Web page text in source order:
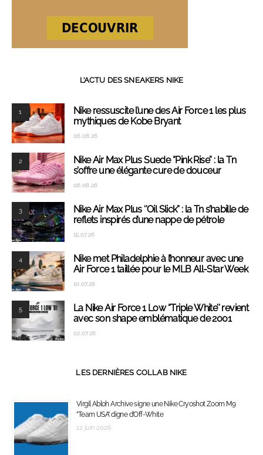
L’ACTU DES SNEAKERS NIKE
1
Nike ressuscite l’une des Air Force 1 les plus
mythiques de Kobe Bryant
06.08.26
2
Nike Air Max Plus Suede ‘’Pink Rise’’ : la Tn
s’offre une élégante cure de douceur
06.08.26
3
Nike Air Max Plus ‘’Oil Slick’’ : la Tn s’habille de
reflets inspirés d’une nappe de pétrole
15.07.26
4
Nike met Philadelphie à l’honneur avec une
Air Force 1 taillée pour le MLB All-Star Week
10.07.26
5
La Nike Air Force 1 Low ‘’Triple White’’ revient
avec son shape emblématique de 2001
02.07.26
LES DERNIÈRES COLLAB NIKE
Virgil Abloh Archive signe une Nike Cryoshot Zoom M9
‘’Team USA’’ digne d’Off-White
12 juin 2026